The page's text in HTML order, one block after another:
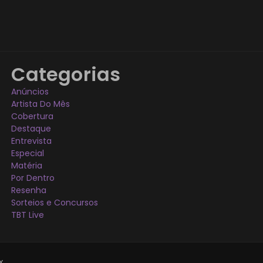
Categorias
Anúncios
Artista Do Mês
Cobertura
Destaque
Entrevista
Especial
Matéria
Por Dentro
Resenha
Sorteios e Concursos
TBT Live